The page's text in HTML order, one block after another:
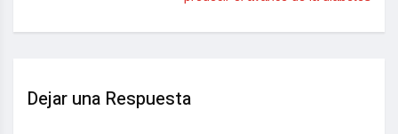
Dejar una Respuesta